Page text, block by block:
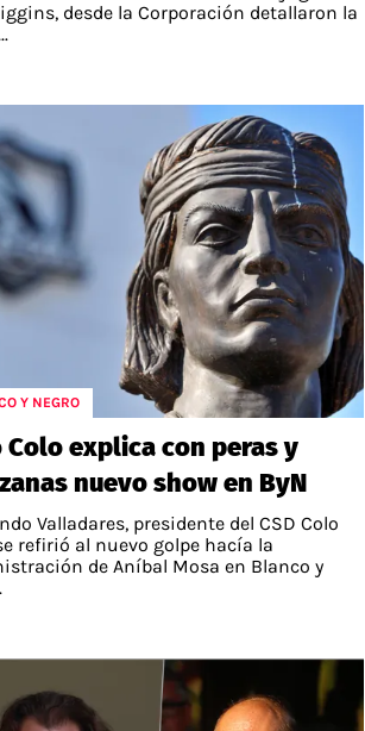
desde la Corporación detallaron la
Y NEGRO
Colo explica con peras y
nuevo show en ByN
Valladares, presidente del CSD Colo
refirió al nuevo golpe hacía la
de Aníbal Mosa en Blanco y